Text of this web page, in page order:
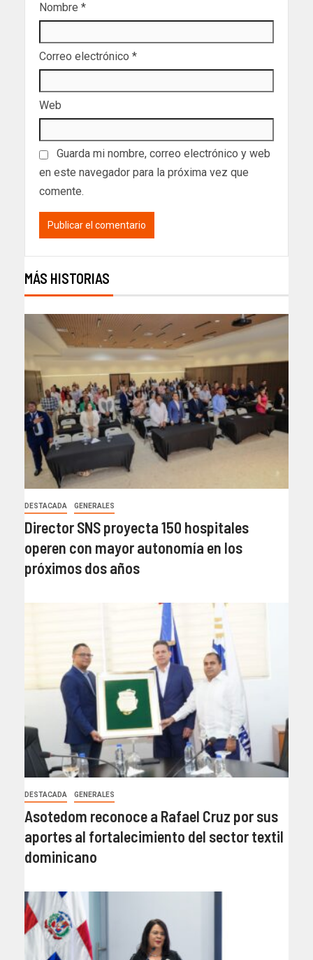
Nombre *
Correo electrónico *
Web
Guarda mi nombre, correo electrónico y web
en este navegador para la próxima vez que
comente.
MÁS HISTORIAS
DESTACADA GENERALES
Director SNS proyecta 150 hospitales
operen con mayor autonomía en los
próximos dos años
DESTACADA GENERALES
Asotedom reconoce a Rafael Cruz por sus
aportes al fortalecimiento del sector textil
dominicano